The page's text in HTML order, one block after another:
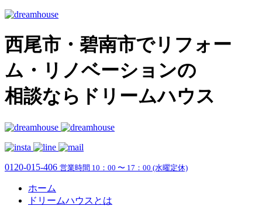
西尾市・碧南市でリフォー
ム・リノベーションの
相談ならドリームハウス
0120-015-406 営業時間 10：00 〜 17：00 (水曜定休)
ホーム
ドリームハウスとは